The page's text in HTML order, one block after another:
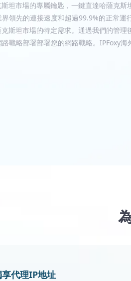
坦市場的專屬鑰匙，一鍵直達哈薩克
領先的連接速度和超過99.9%的正常運
斯坦市場的特定需求。通過我們的管
戰略部署部署您的網路戰略。IPFoxy
代理IP地址